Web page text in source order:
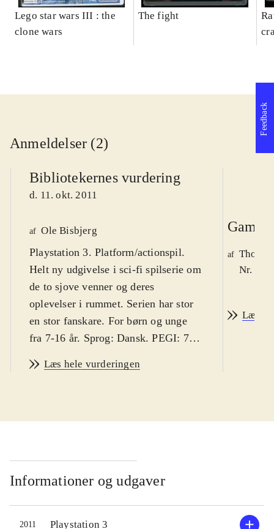
Lego star wars III : the
clone wars
The fight
Anmeldelser (2)
Bibliotekernes vurdering
d. 11. okt. 2011
af Ole Bisbjerg
Playstation 3. Platform/actionspil.
Helt ny udgivelse i sci-fi spilserie om
de to sjove venner og deres
oplevelser i rummet. Serien har stor
en stor fanskare. For børn og unge
fra 7-16 år. Sprog: Dansk. PEGI: 7,
skræmmende episoder. Danske børn
Ratchet og Clank tvinges her til at
Quark og endnu værre: med den onde
robot Doctor Nefarius. Ellers kan de
nemlig ikke slippe ud af en ond
monstermaskine. Det er et traditionelt
platformspil med masser af action.
Læs hele vurderingen
Game
af
Nr.
Læs
Informationer og udgaver
2011 Playstation 3
Feedback